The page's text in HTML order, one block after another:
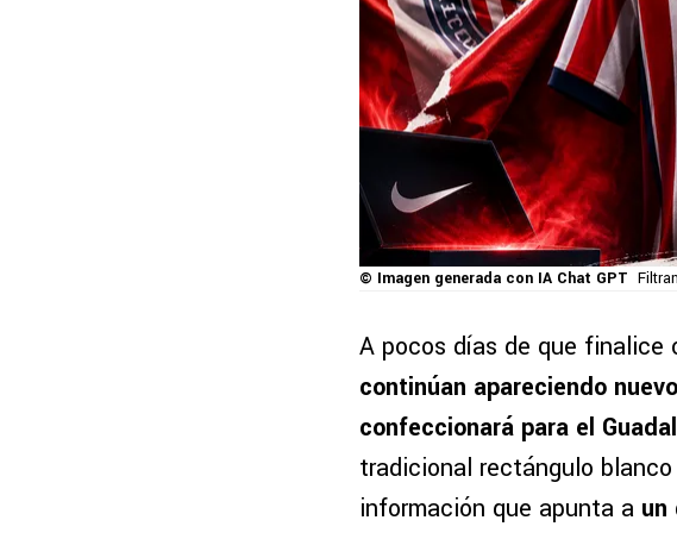
© Imagen generada con IA Chat GPT
A pocos días de que
continúan apareciendo
confeccionará para el
tradicional rectángulo
información que apunta a un